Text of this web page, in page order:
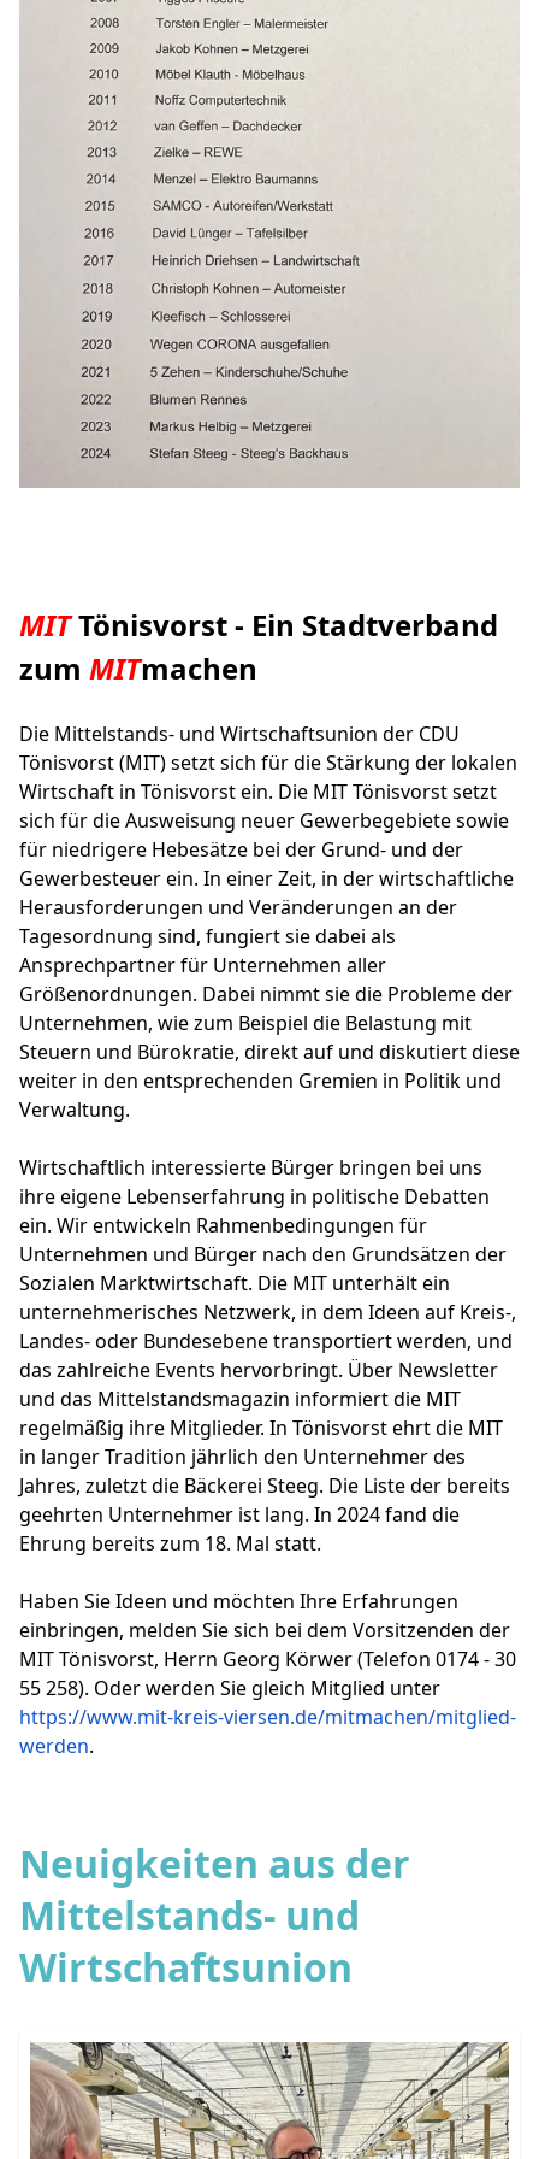
MITTönisvorst - Ein Stadtverband
zum MITmachen
Die Mittelstands- und Wirtschaftsunion der CDU
Tönisvorst (MIT) setzt sich für die Stärkung der lokalen
Wirtschaft in Tönisvorst ein. Die MIT Tönisvorst setzt
sich für die Ausweisung neuer Gewerbegebiete sowie
für niedrigere Hebesätze bei der Grund- und der
Gewerbesteuer ein. In einer Zeit, in der wirtschaftliche
Herausforderungen und Veränderungen an der
Tagesordnung sind, fungiert sie dabei als
Ansprechpartner für Unternehmen aller
Größenordnungen. Dabei nimmt sie die Probleme der
Unternehmen, wie zum Beispiel die Belastung mit
Steuern und Bürokratie, direkt auf und diskutiert diese
weiter in den entsprechenden Gremien in Politik und
Verwaltung.
Wirtschaftlich interessierte Bürger bringen bei uns
ihre eigene Lebenserfahrung in politische Debatten
ein. Wir entwickeln Rahmenbedingungen für
Unternehmen und Bürger nach den Grundsätzen der
Sozialen Marktwirtschaft. Die MIT unterhält ein
unternehmerisches Netzwerk, in dem Ideen auf Kreis-,
Landes- oder Bundesebene transportiert werden, und
das zahlreiche Events hervorbringt. Über Newsletter
und das Mittelstandsmagazin informiert die MIT
regelmäßig ihre Mitglieder. In Tönisvorst ehrt die MIT
in langer Tradition jährlich den Unternehmer des
Jahres, zuletzt die Bäckerei Steeg. Die Liste der bereits
geehrten Unternehmer ist lang. In 2024 fand die
Ehrung bereits zum 18. Mal statt.
Haben Sie Ideen und möchten Ihre Erfahrungen
einbringen, melden Sie sich bei dem Vorsitzenden der
MIT Tönisvorst, Herrn Georg Körwer (Telefon 0174 - 30
55 258). Oder werden Sie gleich Mitglied unter
https://www.mit-kreis-viersen.de/mitmachen/mitglied-
werden.
Neuigkeiten aus der
Mittelstands- und
Wirtschaftsunion
MIT zu Gast bei der WeGrow AG in
Tönisvorst
Tönisvorst, 28. Mai 2025